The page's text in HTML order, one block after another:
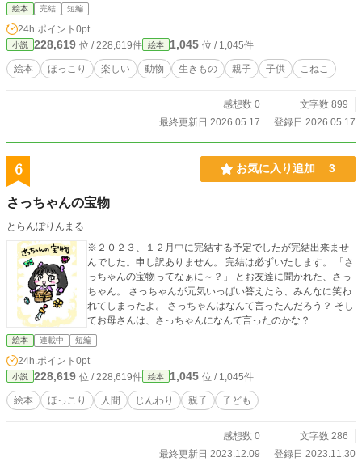
絵本 完結 短編
24h.ポイント 0pt
小説 228,619 位 / 228,619件 絵本 1,045 位 / 1,045件
絵本 ほっこり 楽しい 動物 生きもの 親子 子供 こねこ
感想数 0
文字数 899
最終更新日 2026.05.17
登録日 2026.05.17
6 お気に入り追加 3
さっちゃんの宝物
とらんぽりんまる
※２０２３、１２月中に完結する予定でしたが完結出来ませ
んでした。申し訳ありません。 完結は必ずいたします。 「さ
っちゃんの宝物ってなぁに～？」 とお友達に聞かれた、さっ
ちゃん。 さっちゃんが元気いっぱい答えたら、みんなに笑わ
れてしまったよ。 さっちゃんはなんて言ったんだろう？ そし
てお母さんは、さっちゃんになんて言ったのかな？
絵本 連載中 短編
24h.ポイント 0pt
小説 228,619 位 / 228,619件 絵本 1,045 位 / 1,045件
絵本 ほっこり 人間 じんわり 親子 子ども
感想数 0
文字数 286
最終更新日 2023.12.09
登録日 2023.11.30